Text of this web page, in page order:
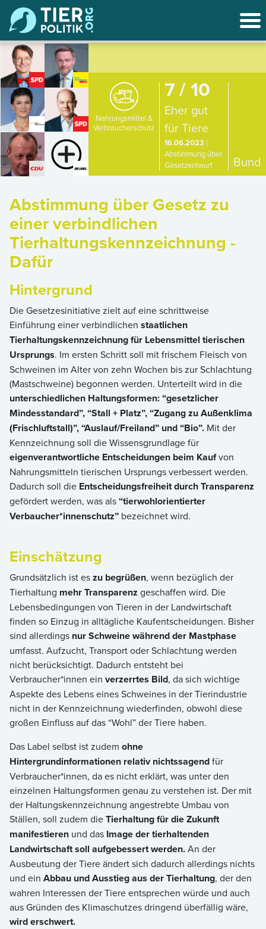
Nahrungsmittel &
Verbraucherschutz
7 / 10
Eher gut
für Tiere
16.06.2023 |
Abstimmung über
Gesetzentwurf
Bund
Abstimmung über Gesetz zu
einer verbindlichen
Tierhaltungskennzeichnung -
Dafür
Hintergrund
Die Gesetzesinitiative zielt auf eine schrittweise
Einführung einer verbindlichen staatlichen
Tierhaltungskennzeichnung für Lebensmittel tierischen
Ursprungs. Im ersten Schritt soll mit frischem Fleisch von
Schweinen im Alter von zehn Wochen bis zur Schlachtung
(Mastschweine) begonnen werden. Unterteilt wird in die
unterschiedlichen Haltungsformen: “gesetzlicher
Mindesstandard”, “Stall + Platz”, “Zugang zu Außenklima
(Frischluftstall)”, “Auslauf/Freiland” und “Bio”. Mit der
Kennzeichnung soll die Wissensgrundlage für
eigenverantwortliche Entscheidungen beim Kaufvon
Nahrungsmitteln tierischen Ursprungs verbessert werden.
Dadurch soll die Entscheidungsfreiheit durch Transparenz
gefördert werden, was als“tierwohlorientierter
Verbaucher*innenschutz” bezeichnet wird.
Einschätzung
Grundsätzlich ist eszu begrüßen, wenn bezüglich der
Tierhaltung mehr Transparenz geschaffen wird. Die
Lebensbedingungen von Tieren in der Landwirtschaft
finden so Einzug in alltägliche Kaufentscheidungen. Bisher
sind allerdings nur Schweine während der Mastphase
umfasst. Aufzucht, Transport oder Schlachtung werden
nicht berücksichtigt. Dadurch entsteht bei
Verbraucher*innen ein verzerrtes Bild, da sich wichtige
Aspekte des Lebens eines Schweines in der Tierindustrie
nicht in der Kennzeichnung wiederfinden, obwohl diese
großen Einfluss auf das “Wohl” der Tiere haben.
Das Label selbst ist zudem ohne
Hintergrundinformationen relativ nichtssagendfür
Verbraucher*innen, da es nicht erklärt, was unter den
einzelnen Haltungsformen genau zu verstehen ist. Der mit
der Haltungskennzeichnung angestrebte Umbau von
Ställen, soll zudem dieTierhaltung für die Zukunft
manifestieren und das Image der tierhaltenden
Landwirtschaft soll aufgebessert werden.An der
Ausbeutung der Tiere ändert sich dadurch allerdings nichts
und ein Abbau und Ausstieg aus der Tierhaltung, der den
wahren Interessen der Tiere entsprechen würde und auch
aus Gründen des Klimaschutzes dringend überfällig wäre,
wird erschwert.